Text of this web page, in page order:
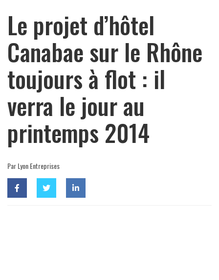
Le projet d’hôtel
Canabae sur le Rhône
toujours à flot : il
verra le jour au
printemps 2014
Par Lyon Entreprises